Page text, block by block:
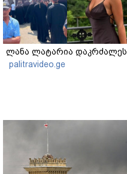
ლანა ლატარია დაკრძალეს
palitravideo.ge